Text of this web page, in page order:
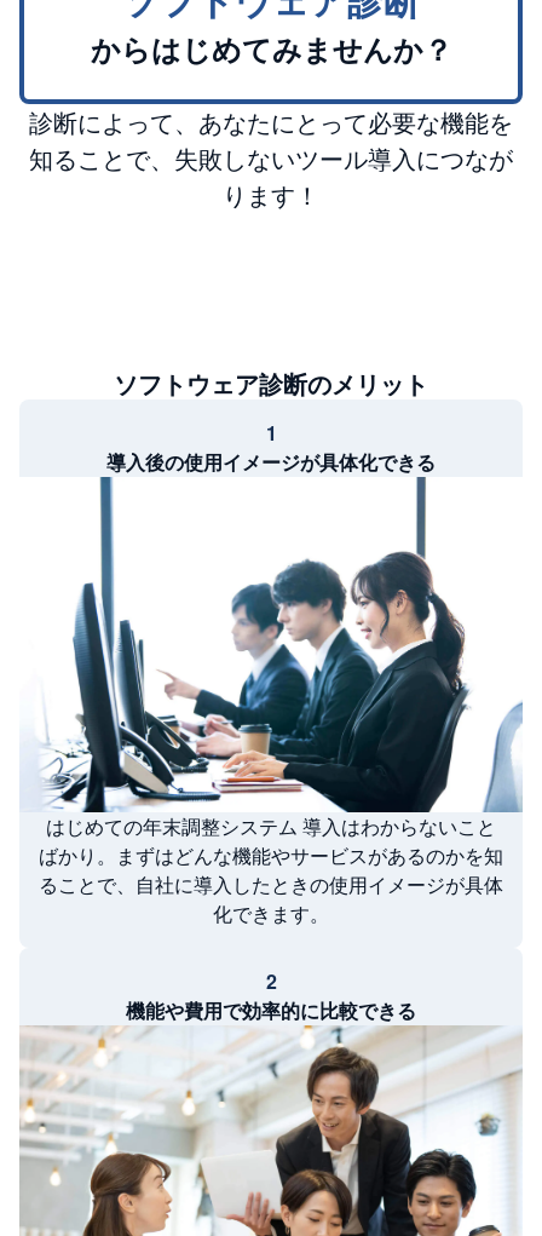
からはじめてみませんか？
診断によって、あなたにとって必要な機能を
知ることで、失敗しないツール導入につなが
ります！
ソフトウェア診断のメリット
1
導入後の使用イメージが具体化できる
はじめての年末調整システム 導入はわからないこと
ばかり。まずはどんな機能やサービスがあるのかを知
ることで、自社に導入したときの使用イメージが具体
化できます。
2
機能や費用で効率的に比較できる